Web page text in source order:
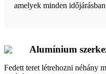
amelyek minden
Alumínium
Fedett teret létrehozni néhány